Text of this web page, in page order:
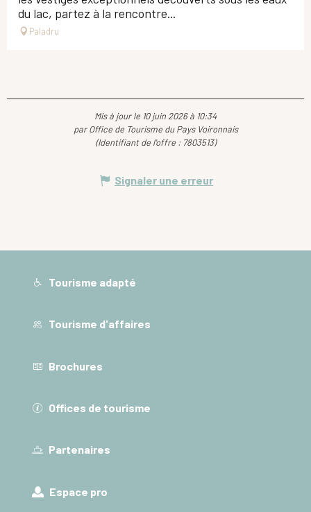
du lac, partez à la rencontre...
Paladru
Mis à jour le 10 juin 2026 à 10:34
par Office de Tourisme du Pays Voironnais
(Identifiant de l'offre : 7803513)
Signaler une erreur
Tourisme adapté
Tourisme d'affaires
Brochures
Offices de tourisme
Partenaires
Espace pro